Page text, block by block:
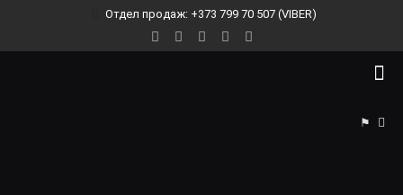
Отдел продаж: +373 799 70 507 (VIBER)
⚑